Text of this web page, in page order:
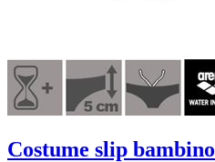
Costume slip bambino